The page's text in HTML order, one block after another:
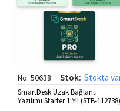
No: 50638 Stok: Stokta
SmartDesk Uzak Bağlantı
Yazılımı Starter 1 Yıl (STB-112738)